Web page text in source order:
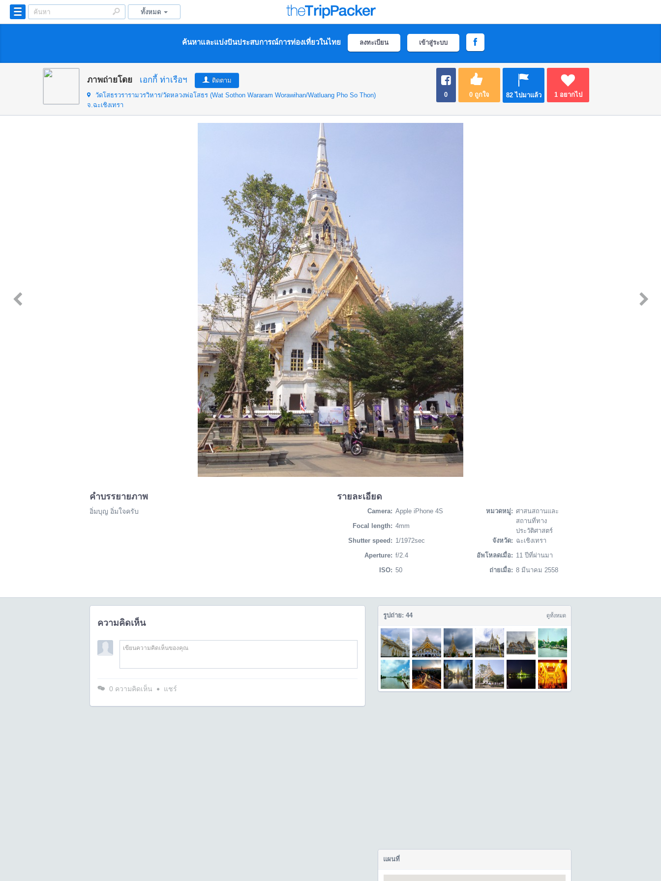
ทั้งหมด
ค้นหาและแบ่งปันประสบการณ์การท่องเที่ยวในไทย ลงทะเบียน เข้าสู่ระบบ
ภาพถ่ายโดย เอกกี้ ท่าเรือฯ
ติดตาม
วัดโสธรวรารามวรวิหาร/วัดหลวงพ่อโสธร (Wat Sothon Wararam Worawihan/Watluang Pho So Thon)
จ.ฉะเชิงเทรา
0 0ถูกใจ 82ไปมาแล้ว 1อยากไป
คำบรรยายภาพ
อิ่มบุญ อิ่มใจครับ
รายละเอียด
Camera: Apple iPhone 4S
Focal length: 4mm
Shutter speed: 1/1972sec
Aperture: f/2.4
ISO: 50
หมวดหมู่: ศาสนสถานและ
สถานที่ทาง
ประวัติศาสตร์
จังหวัด: ฉะเชิงเทรา
อัพโหลดเมื่อ: 11 ปีที่ผ่านมา
ถ่ายเมื่อ: 8 มีนาคม 2558
ความคิดเห็น
0 ความคิดเห็น แชร์
รูปถ่าย: 44 ดูทั้งหมด
แผนที่